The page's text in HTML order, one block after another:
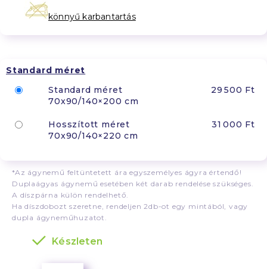
könnyű karbantartás
Standard méret
Standard méret
70x90/140×200 cm
29 500 Ft
Hosszított méret
70x90/140×220 cm
31 000 Ft
*Az ágynemű feltüntetett ára egyszemélyes ágyra értendő!
Duplaágyas ágynemű esetében két darab rendelése szükséges.
A díszpárna külön rendelhető.
Ha díszdobozt szeretne, rendeljen 2db-ot egy mintából, vagy
dupla ágyneműhuzatot.
Készleten